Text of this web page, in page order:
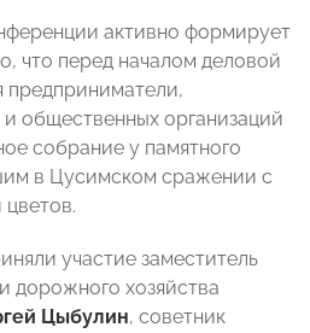
активно формирует
что перед началом деловой
предприниматели,
общественных организаций
собрание у памятного
в Цусимском сражении с
участие заместитель
дорожного хозяйства
Цыбулин, советник